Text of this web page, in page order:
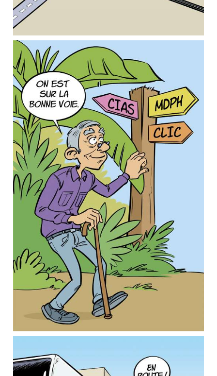
GuideHandiAix / Créapluriel
GuideHandiAix / Créapluriel